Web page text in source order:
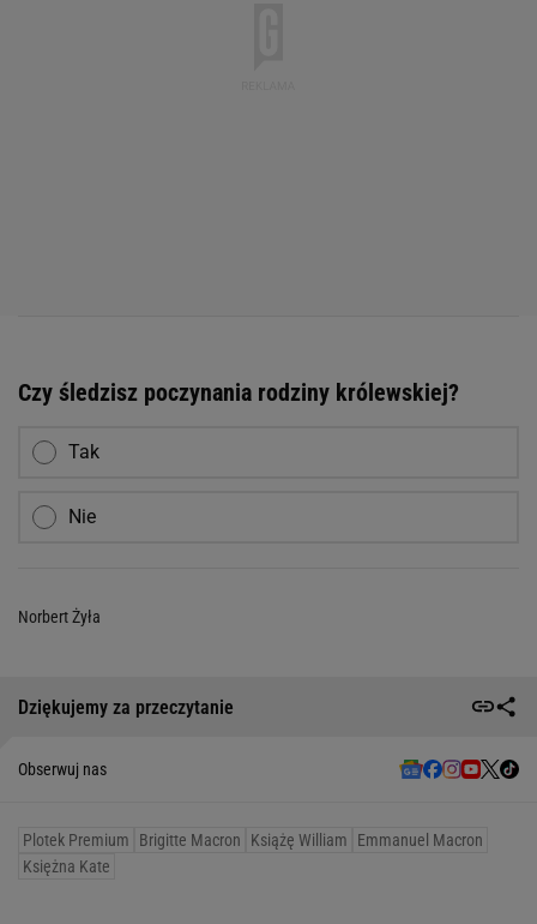
Czy śledzisz poczynania rodziny królewskiej?
Tak
Nie
Norbert Żyła
Dziękujemy za przeczytanie
Obserwuj nas
Plotek Premium Brigitte Macron Książę William
Emmanuel Macron
Księżna Kate